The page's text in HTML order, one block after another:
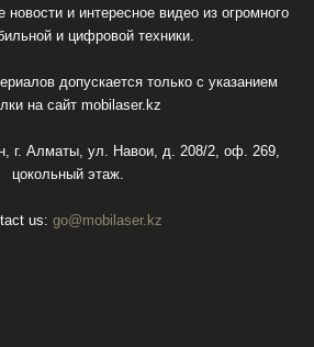
новости и интересное видео из огромного
и цифровой техники.
допускается только с указанием
на сайт mobilaser.kz
г. Алматы, ул. Навои, д. 208/2, оф. 269,
цокольный этаж.
us: go@mobilaser.kz